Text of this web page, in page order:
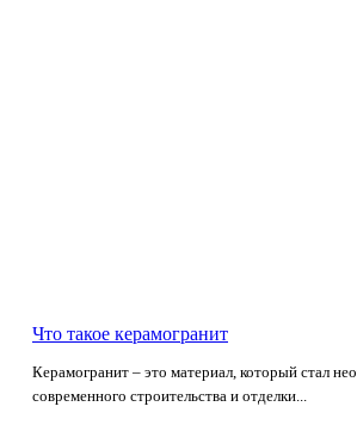
Что такое керамогранит
Керамогранит – это материал, который стал
современного строительства и отделки...